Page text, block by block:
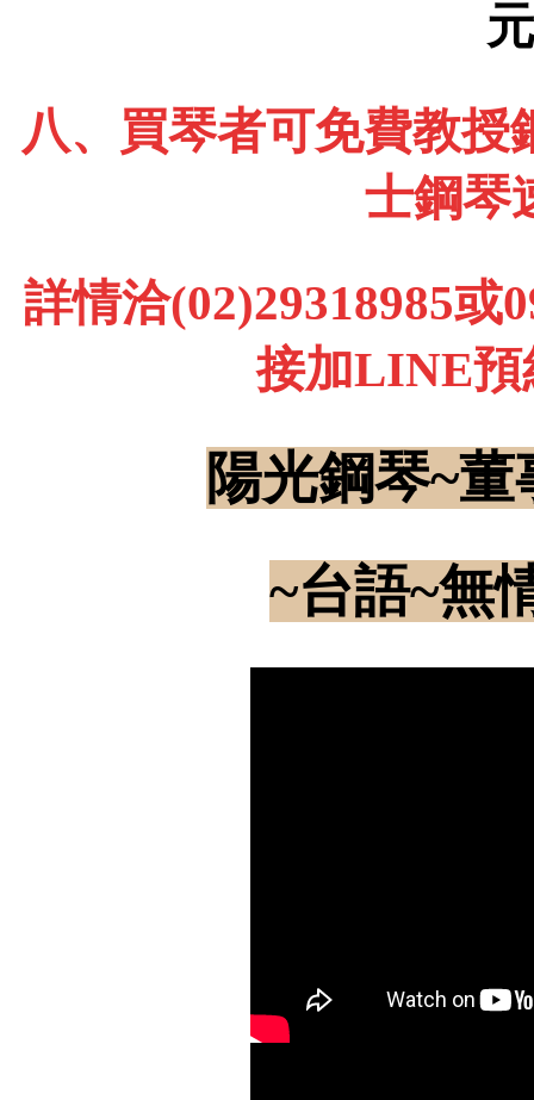
八、買琴者可免費教授
士鋼琴
詳情洽(02)29318985或
接加LINE預
陽光鋼琴~
~台語~無